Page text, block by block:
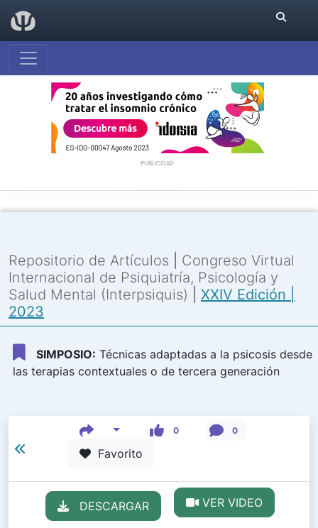
PUBLICIDAD
Repositorio de Artículos
Congreso Virtual
Internacional de Psiquiatría, Psicología y
Salud Mental (Interpsiquis)
XXIV Edición |
2023
SIMPOSIO: Técnicas adaptadas a la psicosis desde
las terapias contextuales o de tercera generación
0 0
Favorito
DESCARGAR VER VIDEO